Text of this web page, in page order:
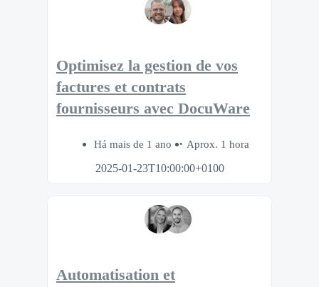
Optimisez la gestion de vos
factures et contrats
fournisseurs avec DocuWare
Há mais de 1 ano
Aprox. 1 hora
2025-01-23T10:00:00+0100
Automatisation et